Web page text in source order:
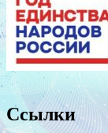
Ссылки